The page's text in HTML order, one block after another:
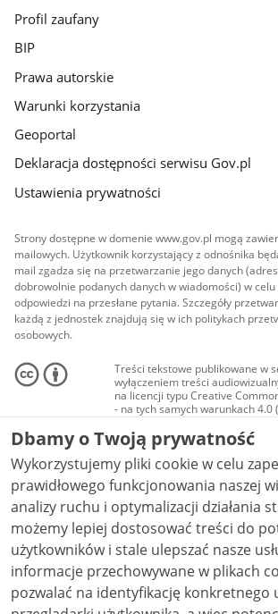
Profil zaufany
BIP
Prawa autorskie
Warunki korzystania
Geoportal
Deklaracja dostępności serwisu Gov.pl
Ustawienia prywatności
Strony dostępne w domenie www.gov.pl mogą
mailowych. Użytkownik korzystający z odnośnika
mail zgadza się na przetwarzanie jego danych
dobrowolnie podanych danych w wiadomości) w celu
odpowiedzi na przesłane pytania. Szczegóły
każdą z jednostek znajdują się w ich politykach
osobowych.
Treści tekstowe publikowane w
wyłączeniem treści
na licencji typu Creative
- na tych samych warunkach 4.0
Materiały audiowizualne, w tym
audio i wideo, są udostępniane
Creative Commons: uznanie
niekomercyjne - bez utworów
NC-ND 4.0), o ile nie jest to
Dbamy o Twoją prywatność
Wykorzystujemy pliki cookie w celu
prawidłowego funkcjonowania naszej
analizy ruchu i optymalizacji działania strony.
możemy lepiej dostosować treści do
użytkowników i stale ulepszać nasze usługi.
informacje przechowywane w plikach
pozwalać na identyfikację konkretnego